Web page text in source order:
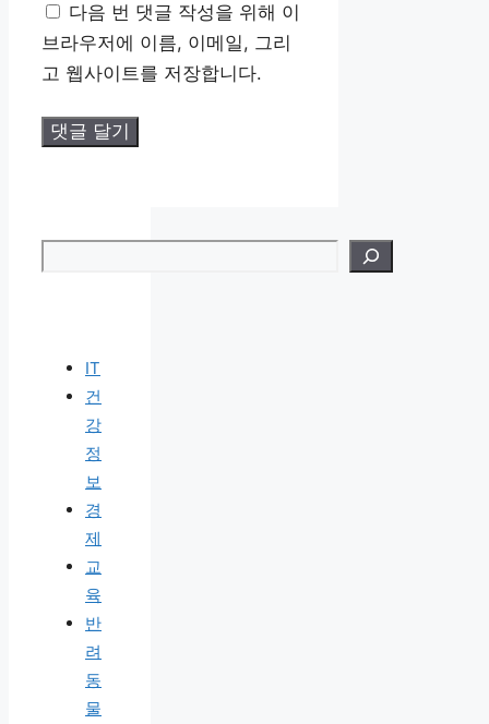
이
트
다음 번 댓글 작성을 위해 이
브라우저에 이름, 이메일, 그리
고 웹사이트를 저장합니다.
IT
건
강
정
보
경
제
교
육
반
려
동
물